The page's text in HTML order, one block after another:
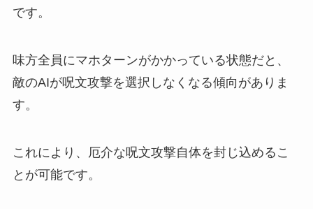
です。
味方全員にマホターンがかかっている状態だと、
敵のAIが呪文攻撃を選択しなくなる傾向がありま
す。
これにより、厄介な呪文攻撃自体を封じ込めるこ
とが可能です。